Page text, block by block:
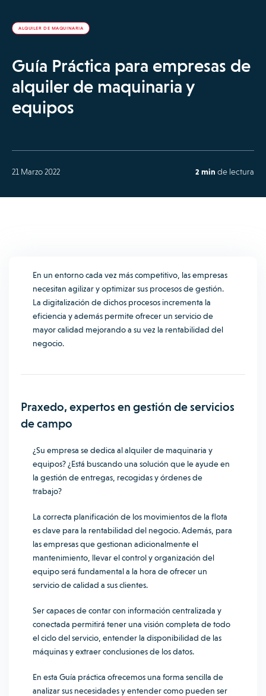
ALQUILER DE MAQUINARIA
Guía Práctica para empresas de
alquiler de maquinaria y
equipos
21 Marzo 2022 2 min de lectura
En un entorno cada vez más competitivo, las empresas
necesitan agilizar y optimizar sus procesos de gestión.
La digitalización de dichos procesos incrementa la
eficiencia y además permite ofrecer un servicio de
mayor calidad mejorando a su vez la rentabilidad del
negocio.
Praxedo, expertos en gestión de servicios
de campo
¿Su empresa se dedica al alquiler de maquinaria y
equipos? ¿Está buscando una solución que le ayude en
la gestión de entregas, recogidas y órdenes de
trabajo?
La correcta planificación de los movimientos de la flota
es clave para la rentabilidad del negocio. Además, para
las empresas que gestionan adicionalmente el
mantenimiento, llevar el control y organización del
equipo será fundamental a la hora de ofrecer un
servicio de calidad a sus clientes.
Ser capaces de contar con información centralizada y
conectada permitirá tener una visión completa de todo
el ciclo del servicio, entender la disponibilidad de las
máquinas y extraer conclusiones de los datos.
En esta Guía práctica ofrecemos una forma sencilla de
analizar sus necesidades y entender como pueden ser